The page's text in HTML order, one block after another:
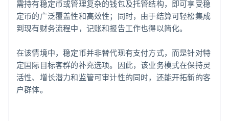
需持有稳定币或管理复杂的钱包及托管结构，即可享受稳
定币的广泛覆盖性和高效性；同时，由于结算可轻松集成
到现有财务流程中，记账和报告工作也得以简化。
在该情境中，稳定币并非替代现有支付方式，而是针对特
定国际目标客群的补充选项。因此，该业务模式在保持灵
活性、增长潜力和监管可审计性的同时，还能开拓新的客
户群体。